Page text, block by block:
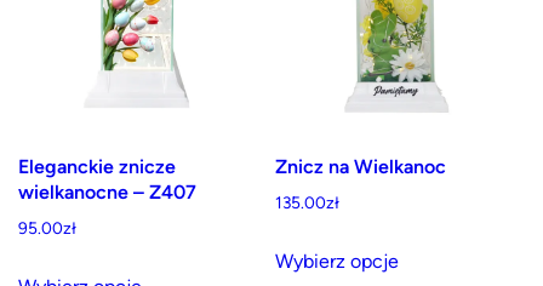
można
wybrać
na
produktu
Eleganckie znicze
wielkanocne – Z407
95.00zł
Znicz na Wielkanoc
135.00zł
Wybierz opcje